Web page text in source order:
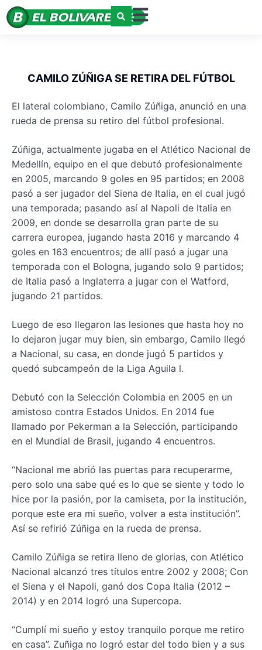
CAMILO ZÚÑIGA SE RETIRA DEL FÚTBOL
El lateral colombiano, Camilo Zúñiga, anunció en una
rueda de prensa su retiro del fútbol profesional.
Zúñiga, actualmente jugaba en el Atlético Nacional de
Medellín, equipo en el que debutó profesionalmente
en 2005, marcando 9 goles en 95 partidos; en 2008
pasó a ser jugador del Siena de Italia, en el cual jugó
una temporada; pasando así al Napoli de Italia en
2009, en donde se desarrolla gran parte de su
carrera europea, jugando hasta 2016 y marcando 4
goles en 163 encuentros; de allí pasó a jugar una
temporada con el Bologna, jugando solo 9 partidos;
de Italia pasó a Inglaterra a jugar con el Watford,
jugando 21 partidos.
Luego de eso llegaron las lesiones que hasta hoy no
lo dejaron jugar muy bien, sin embargo, Camilo llegó
a Nacional, su casa, en donde jugó 5 partidos y
quedó subcampeón de la Liga Aguila l.
Debutó con la Selección Colombia en 2005 en un
amistoso contra Estados Unidos. En 2014 fue
llamado por Pekerman a la Selección, participando
en el Mundial de Brasil, jugando 4 encuentros.
“Nacional me abrió las puertas para recuperarme,
pero solo una sabe qué es lo que se siente y todo lo
hice por la pasión, por la camiseta, por la institución,
porque este era mi sueño, volver a esta institución”.
Así se refirió Zúñiga en la rueda de prensa.
Camilo Zúñiga se retira lleno de glorias, con Atlético
Nacional alcanzó tres títulos entre 2002 y 2008; Con
el Siena y el Napoli, ganó dos Copa Italia (2012 –
2014) y en 2014 logró una Supercopa.
“Cumplí mi sueño y estoy tranquilo porque me retiro
en casa”. Zuñiga no logró estar del todo bien y a sus